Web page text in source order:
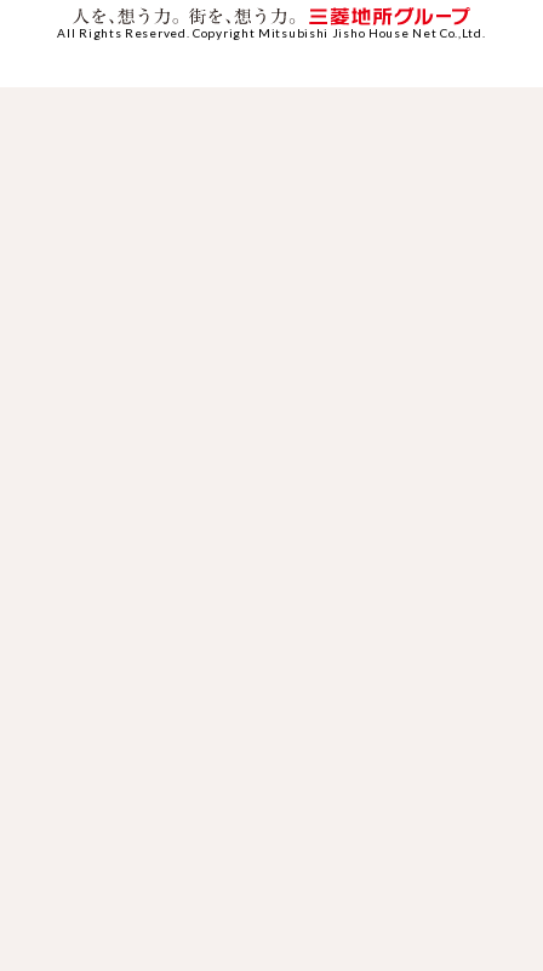
All Rights Reserved. Copyright Mitsubishi Jisho House Net Co.,Ltd.